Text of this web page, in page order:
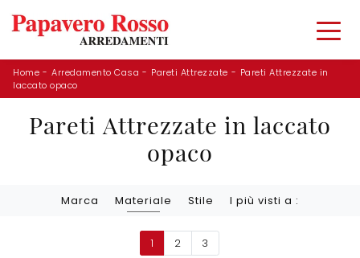
Home - Arredamento Casa - Pareti Attrezzate - Pareti Attrezzate in
laccato opaco
Pareti Attrezzate in laccato
opaco
Marca Materiale Stile I più visti a :
1 2 3